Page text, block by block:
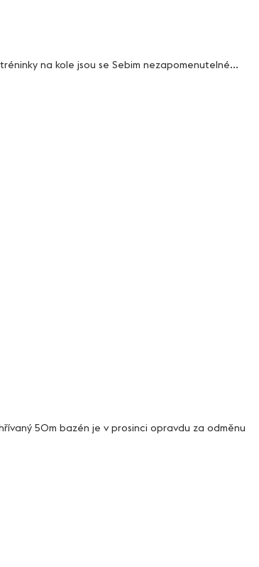
na kole jsou se Sebim nezapomenutelné...
50m bazén je v prosinci opravdu za odměnu